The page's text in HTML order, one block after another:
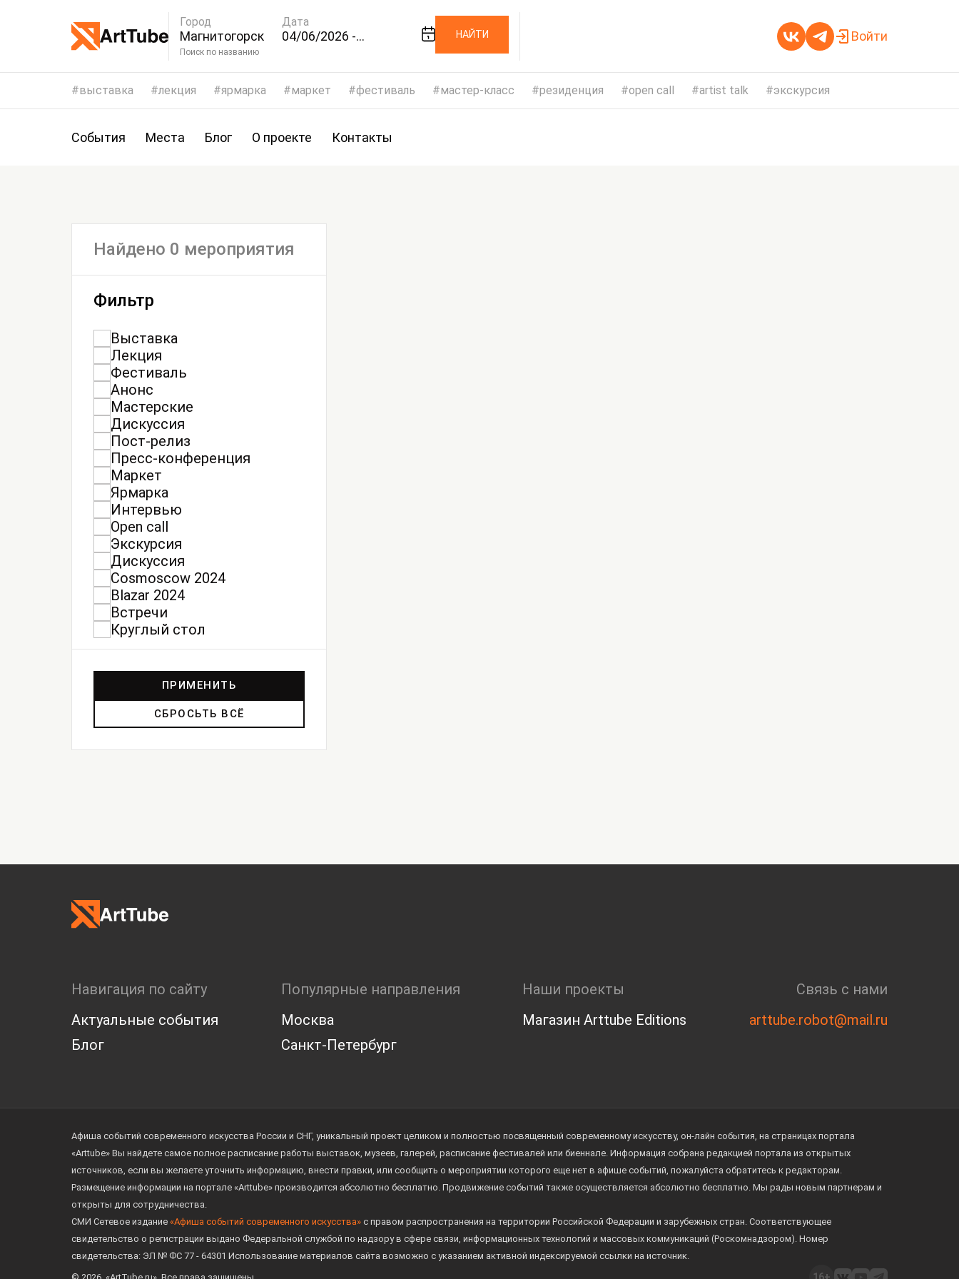
Город
Магнитогорск
Дата
04/06/2026 -
Поиск по названию
НАЙТИ Войти
выставка лекция ярмарка маркет фестиваль мастер-класс резиденция open call artist talk экскурсия
События Места Блог О проекте Контакты
Найдено 0 мероприятия
Фильтр
Выставка
Лекция
Фестиваль
Анонс
Мастерские
Дискуссия
Пост-релиз
Пресс-конференция
Маркет
Ярмарка
Интервью
Open call
Экскурсия
Дискуссия
Cosmoscow 2024
Blazar 2024
Встречи
Круглый стол
ПРИМЕНИТЬ
СБРОСЬТЬ ВСЁ
Навигация по сайту
Актуальные события
Блог
Популярные направления
Москва
Санкт-Петербург
Наши проекты
Магазин Arttube Editions
Связь с нами
arttube.robot@mail.ru
Афиша событий современного искусства России и СНГ, уникальный проект целиком и полностью посвященный современному искусству, он-лайн события, на страницах портала
«Arttube» Вы найдете самое полное расписание работы выставок, музеев, галерей, расписание фестивалей или биеннале. Информация собрана редакцией портала из открытых
источников, если вы желаете уточнить информацию, внести правки, или сообщить о мероприятии которого еще нет в афише событий, пожалуйста обратитесь к редакторам.
Размещение информации на портале «Arttube» производится абсолютно бесплатно. Продвижение событий также осуществляется абсолютно бесплатно. Мы рады новым партнерам и
открыты для сотрудничества.
СМИ Сетевое издание «Афиша событий современного искусства» с правом распространения на территории Российской Федерации и зарубежных стран. Соответствующее
свидетельство о регистрации выдано Федеральной службой по надзору в сфере связи, информационных технологий и массовых коммуникаций (Роскомнадзором). Номер
свидетельства: ЭЛ № ФС 77 - 64301 Использование материалов сайта возможно с указанием активной индексируемой ссылки на источник.
© 2026. «ArtTube.ru». Все права защищены.